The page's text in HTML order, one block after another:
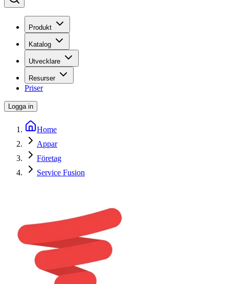
Produkt
Katalog
Utvecklare
Resurser
Priser
Logga in
Home
Appar
Företag
Service Fusion